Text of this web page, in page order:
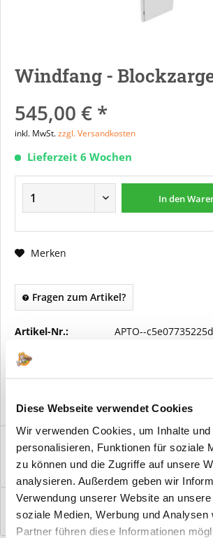
Diese Webseite verwendet Cookies
Wir verwenden Cookies, um Inhalte
personalisieren, Funktionen für soziale
zu können und die Zugriffe auf unsere
analysieren. Außerdem geben wir
Verwendung unserer Website an
soziale Medien, Werbung und Analysen
Partner führen diese Informationen
Windfang -
545,00 € *
inkl. MwSt.zzgl. Versandkosten
Lieferzeit 6 Wochen
In den
Merken
Fragen zum Artikel?
Artikel-Nr.: APTO--c5e07735225d
Vorteile
Windfangelemente online am Bildschirm
einbaufertig bestellen. In wenigen...
Bewertungen
0
Bewertungen lesen, schreiben und